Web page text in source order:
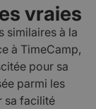
vraies
similaires à la
à TimeCamp,
pour sa
parmi les
sa facilité